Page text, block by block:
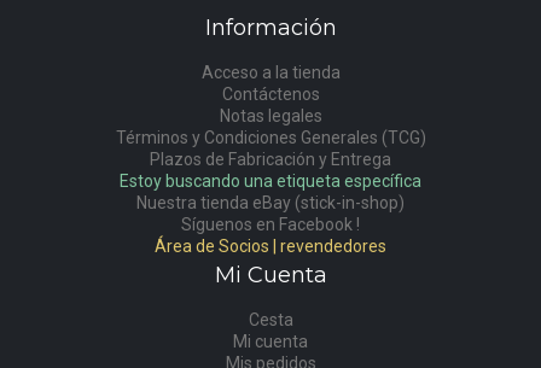
Información
Acceso a la tienda
Contáctenos
Notas legales
Términos y Condiciones Generales (TCG)
Plazos de Fabricación y Entrega
Estoy buscando una etiqueta específica
Nuestra tienda eBay (stick-in-shop)
Síguenos en Facebook !
Área de Socios | revendedores
Mi Cuenta
Cesta
Mi cuenta
Mis pedidos